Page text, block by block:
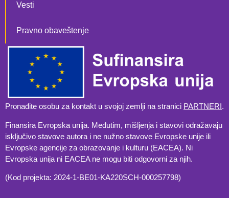
Vesti
Pravno obaveštenje
Pronađite osobu za kontakt u svojoj zemlji na stranici PARTNERI.
Finansira Evropska unija. Međutim, mišljenja i stavovi odražavaju
isključivo stavove autora i ne nužno stavove Evropske unije ili
Evropske agencije za obrazovanje i kulturu (EACEA). Ni
Evropska unija ni EACEA ne mogu biti odgovorni za njih.
(Kod projekta: 2024-1-BE01-KA220SCH-000257798)